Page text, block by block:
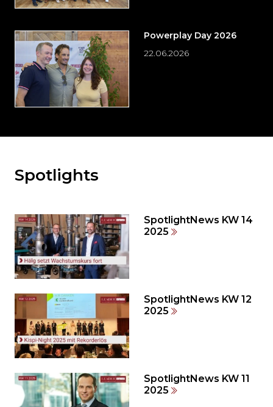
Powerplay Day 2026
22.06.2026
Möchten
den
weiteren
Inhalt
auslassen
und
zum
Seitenende
springen?
Spotlights
SpotlightNews KW 14
2025
SpotlightNews KW 12
2025
SpotlightNews KW 11
2025